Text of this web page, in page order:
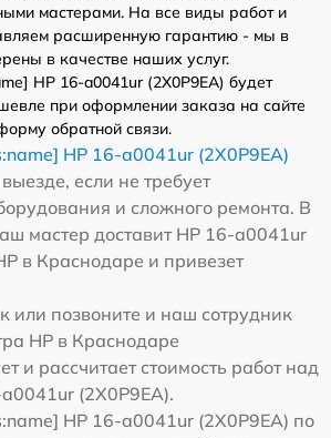
мастерами. На все виды работ и
расширенную гарантию - мы в
в качестве наших услуг.
HP 16-a0041ur (2X0P9EA) будет
при оформлении заказа на сайте
обратной связи.
HP 16-a0041ur (2X0P9EA)
если не требует
и сложного ремонта. В
мастер доставит HP 16-a0041ur
в Краснодаре и привезет
или позвоните и наш сотрудник
HP в Краснодаре
и рассчитает стоимость работ над
(2X0P9EA).
HP 16-a0041ur (2X0P9EA) по